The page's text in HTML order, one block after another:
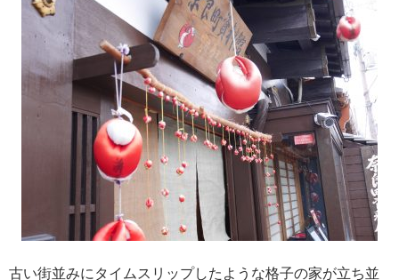
古い街並みにタイムスリップしたような格子の家が立ち並